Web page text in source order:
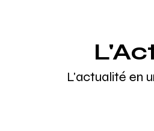
L'actualité en